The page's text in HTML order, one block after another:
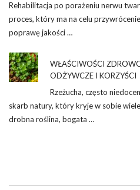
Rehabilitacja po porażeniu nerwu
proces, który ma na celu
poprawę jakości …
WŁAŚCIWOŚCI
ODŻYWCZE I KORZYŚCI
Rzeżucha, często
skarb natury, który kryje w sobie
drobna roślina, bogata …